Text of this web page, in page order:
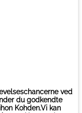
ved
du godkendte
Kohden.Vi kan